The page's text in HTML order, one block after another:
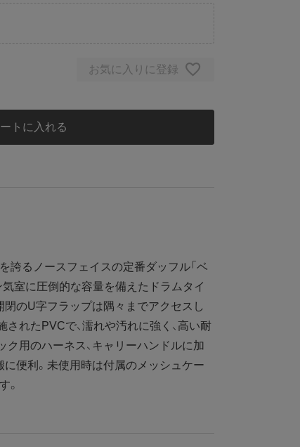
お気に入りに登録
トに入れる
るノースフェイスの定番ダッフル「ベ
気室に圧倒的な容量を備えたドラムタイ
閉のU字フラップは隅々までアクセスし
れたPVCで、濡れや汚れに強く、高い耐
ク用のハーネス、キャリーハンドルに加
に便利。未使用時は付属のメッシュケー
。